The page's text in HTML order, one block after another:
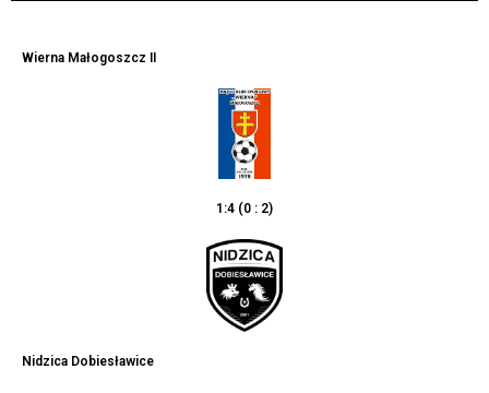
Wierna Małogoszcz II
1:4 (0 : 2)
Nidzica Dobiesławice